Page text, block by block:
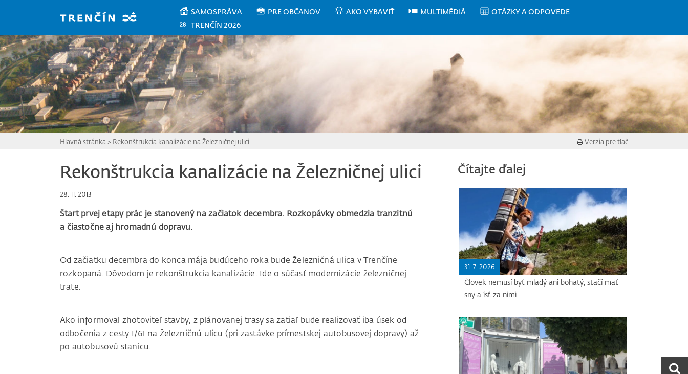
SAMOSPRÁVA PRE OBČANOV AKO VYBAVIŤ MULTIMÉDIÁ
OTÁZKY A ODPOVEDE
TRENČÍN 2026
Hlavná stránka > Rekonštrukcia kanalizácie na Železničnej ulici Verzia pre tlač
Rekonštrukcia kanalizácie na Železničnej ulici
28. 11. 2013
Štart prvej etapy prác je stanovený na začiatok decembra. Rozkopávky obmedzia tranzitnú
a čiastočne aj hromadnú dopravu.
Od začiatku decembra do konca mája budúceho roka bude Železničná ulica v Trenčíne
rozkopaná. Dôvodom je rekonštrukcia kanalizácie. Ide o súčasť modernizácie železničnej
trate.
Ako informoval zhotoviteľ stavby, z plánovanej trasy sa zatiaľ bude realizovať iba úsek od
odbočenia z cesty I/61 na Železničnú ulicu (pri zastávke prímestskej autobusovej dopravy) až
po autobusovú stanicu.
Čítajte ďalej
31. 7. 2026
Človek nemusí byť mladý ani bohatý, stačí mať
sny a ísť za nimi